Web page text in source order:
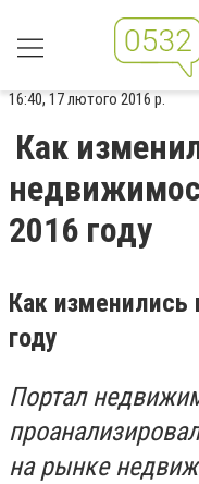
16:40, 17 лютого 2016 р.
Как
2016 году
Как
году
Портал
на рынке